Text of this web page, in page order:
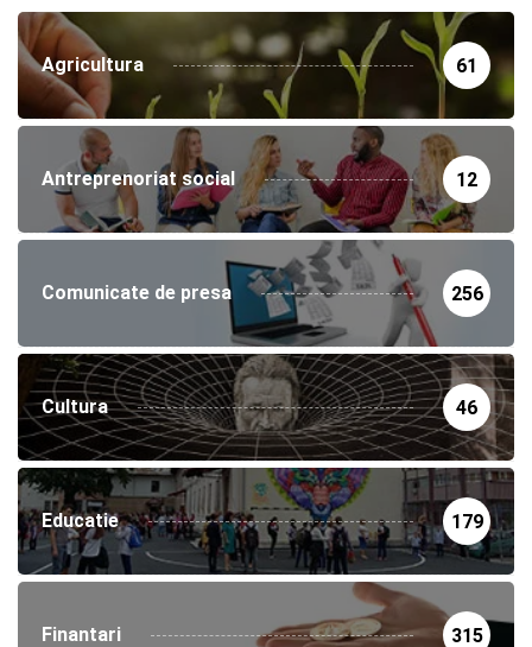
Agricultura 61
Antreprenoriat social 12
Comunicate de presa 256
Cultura 46
Educatie 179
Finantari 315